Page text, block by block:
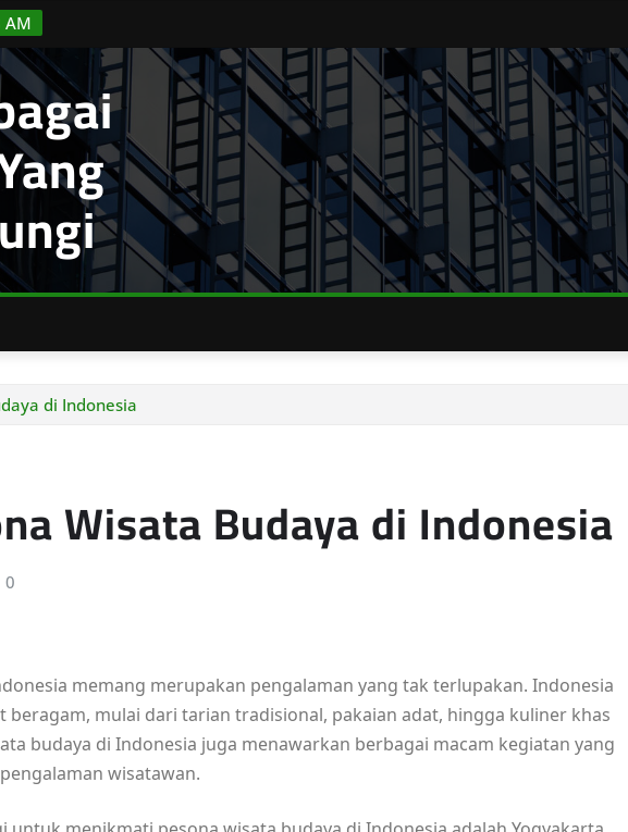
AM
di Indonesia
Wisata Budaya di Indonesia
0
memang merupakan pengalaman yang tak terlupakan. Indonesia
beragam, mulai dari tarian tradisional, pakaian adat, hingga kuliner khas
budaya di Indonesia juga menawarkan berbagai macam kegiatan yang
wisatawan.